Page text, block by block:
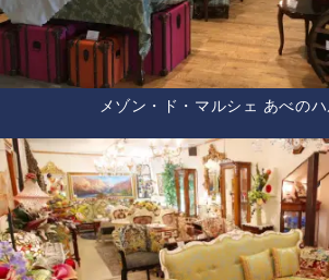
メゾン・ド・マルシェ あべの